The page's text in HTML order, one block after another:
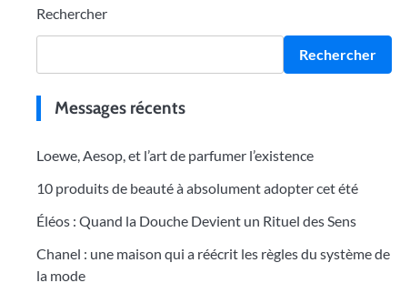
Rechercher
Rechercher
Messages récents
Loewe, Aesop, et l’art de parfumer l’existence
10 produits de beauté à absolument adopter cet été
Éléos : Quand la Douche Devient un Rituel des Sens
Chanel : une maison qui a réécrit les règles du système de
la mode